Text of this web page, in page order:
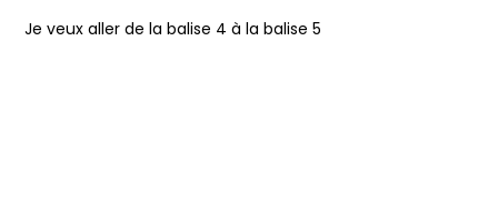
Je veux aller de la balise 4 à la balise 5